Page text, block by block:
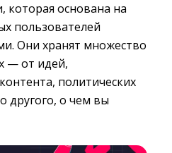
которая основана на
пользователей
Они хранят множество
— от идей,
политических
другого, о чем вы